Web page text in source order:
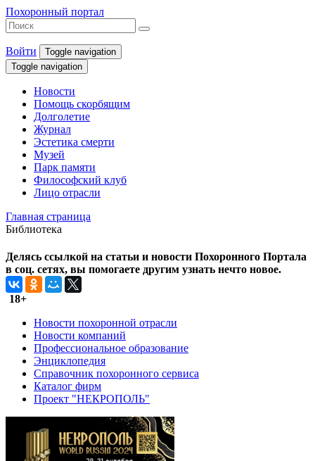
Похоронный портал
Войти
Toggle navigation
Toggle navigation
Новости
Помощь скорбящим
Долголетие
Журнал
Эстетика смерти
Музей
Парк памяти
Философский клуб
Лицо отрасли
Главная страница
Библиотека
Делясь ссылкой на статьи и новости Похоронного Портала
в соц. сетях, вы помогаете другим узнать нечто новое.
18+
Новости похоронной отрасли
Новости компаний
Профессиональное образование
Энциклопедия
Справочник похоронного сервиса
Каталог фирм
Проект "НЕКРОПОЛЬ"